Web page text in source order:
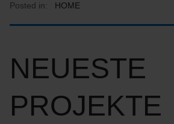
Posted in: HOME
NEUESTE
PROJEKTE